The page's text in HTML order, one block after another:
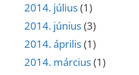
2014. július(1)
2014. június(3)
2014. április(1)
2014. március(1)